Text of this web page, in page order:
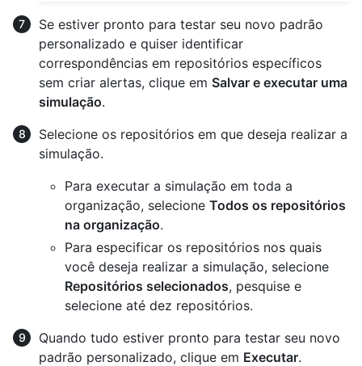
Se estiver pronto para testar seu novo padrão
personalizado e quiser identificar
correspondências em repositórios específicos
sem criar alertas, clique em Salvar e executar uma
simulação.
Selecione os repositórios em que deseja realizar a
simulação.
Para executar a simulação em toda a
organização, selecione Todos os repositórios
na organização.
Para especificar os repositórios nos quais
você deseja realizar a simulação, selecione
Repositórios selecionados, pesquise e
selecione até dez repositórios.
Quando tudo estiver pronto para testar seu novo
padrão personalizado, clique em Executar.